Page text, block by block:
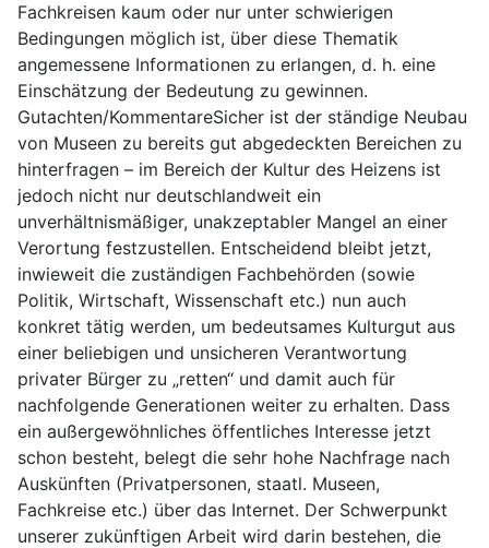
Fachkreisen kaum oder nur unter schwierigen
Bedingungen möglich ist, über diese Thematik
angemessene Informationen zu erlangen, d. h. eine
Einschätzung der Bedeutung zu gewinnen.
Gutachten/KommentareSicher ist der ständige Neubau
von Museen zu bereits gut abgedeckten Bereichen zu
hinterfragen – im Bereich der Kultur des Heizens ist
jedoch nicht nur deutschlandweit ein
unverhältnismäßiger, unakzeptabler Mangel an einer
Verortung festzustellen. Entscheidend bleibt jetzt,
inwieweit die zuständigen Fachbehörden (sowie
Politik, Wirtschaft, Wissenschaft etc.) nun auch
konkret tätig werden, um bedeutsames Kulturgut aus
einer beliebigen und unsicheren Verantwortung
privater Bürger zu „retten“ und damit auch für
nachfolgende Generationen weiter zu erhalten. Dass
ein außergewöhnliches öffentliches Interesse jetzt
schon besteht, belegt die sehr hohe Nachfrage nach
Auskünften (Privatpersonen, staatl. Museen,
Fachkreise etc.) über das Internet. Der Schwerpunkt
unserer zukünftigen Arbeit wird darin bestehen, die